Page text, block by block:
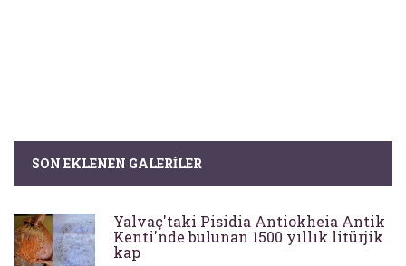
SON EKLENEN GALERILER
Yalvaç'taki Pisidia Antiokheia Antik
Kenti'nde bulunan 1500 yıllık litürjik
kap